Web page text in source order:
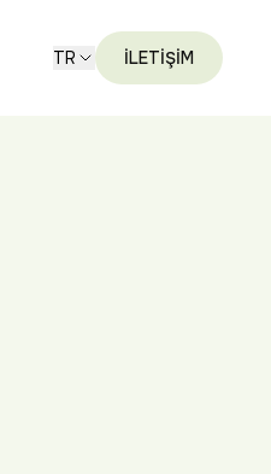
TR İLETİŞİM